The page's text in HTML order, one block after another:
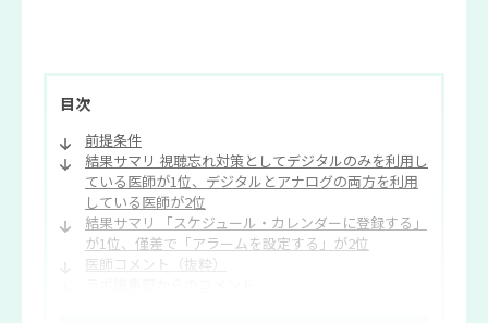
目次
前提条件
結果サマリ 視聴忘れ対策としてデジタルのみを利用し
ている医師が1位、デジタルとアナログの両方を利用
している医師が2位
結果サマリ 「スケジュール・カレンダーに登録する」
が1位、僅差で「アラームを設定する」が2位
医師コメント（抜粋）